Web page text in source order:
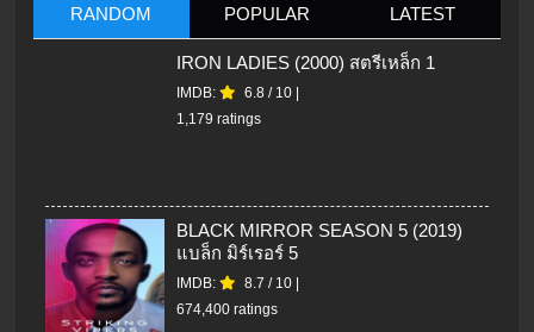
RANDOM POPULAR LATEST
IRON LADIES (2000) สตรีเหล็ก 1
IMDB: 6.8 / 10
1,179 ratings
BLACK MIRROR SEASON 5 (2019)
แบล็ก มิร์เรอร์ 5
IMDB: 8.7 / 10
674,400 ratings